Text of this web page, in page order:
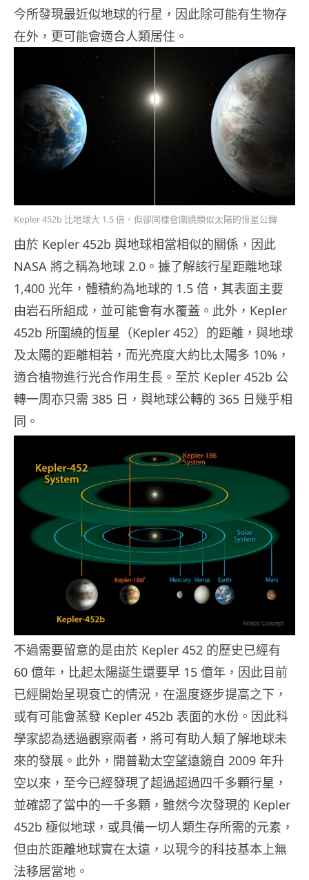
今所發現最近似地球的行星，因此除可能有生物存
在外，更可能會適合人類居住。
Kepler 452b 比地球大 1.5 倍，但卻同樣會圍繞類似太陽的恆星公轉
由於 Kepler 452b 與地球相當相似的關係，因此
NASA 將之稱為地球 2.0。據了解該行星距離地球
1,400 光年，體積約為地球的 1.5 倍，其表面主要
由岩石所組成，並可能會有水覆蓋。此外，Kepler
452b 所圍繞的恆星（Kepler 452）的距離，與地球
及太陽的距離相若，而光亮度大約比太陽多 10%，
適合植物進行光合作用生長。至於 Kepler 452b 公
轉一周亦只需 385 日，與地球公轉的 365 日幾乎相
同。
不過需要留意的是由於 Kepler 452 的歷史已經有
60 億年，比起太陽誕生還要早 15 億年，因此目前
已經開始呈現衰亡的情況，在溫度逐步提高之下，
或有可能會蒸發 Kepler 452b 表面的水份。因此科
學家認為透過觀察兩者，將可有助人類了解地球未
來的發展。此外，開普勒太空望遠鏡自 2009 年升
空以來，至今已經發現了超過超過四千多顆行星，
並確認了當中的一千多顆，雖然今次發現的 Kepler
452b 極似地球，或具備一切人類生存所需的元素，
但由於距離地球實在太遠，以現今的科技基本上無
法移居當地。